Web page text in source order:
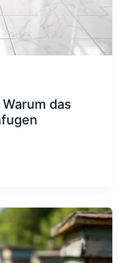
das